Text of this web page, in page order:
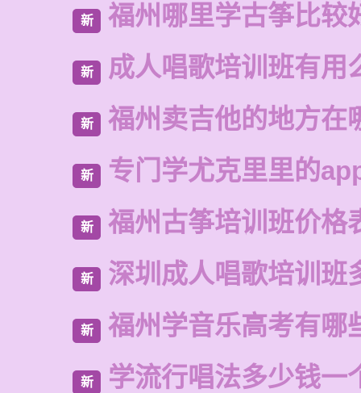
新 福州哪里学古筝比较
新 成人唱歌培训班有用
新 福州卖吉他的地方在
新 专门学尤克里里的
新 福州古筝培训班价格
新 深圳成人唱歌培训班
新 福州学音乐高考有哪
新 学流行唱法多少钱一